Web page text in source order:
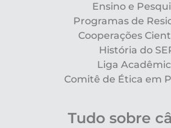
Ensino e
Programas de
Cooperações
História do
Liga
Comitê de Ética em
Tudo sobre